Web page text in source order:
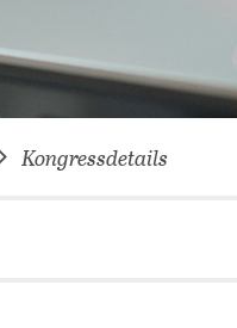
VERNETZEN:
Kongressdetails